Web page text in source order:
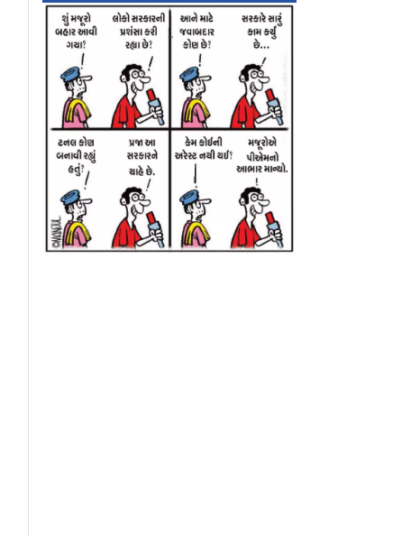
ભૂમિ પેડણેકરના પૂર્વ-
એક્ટિંગ કોચે યાદ
અપાવ્યો પોતાનો સમય
`શિક્ષકોને અપમાન...`